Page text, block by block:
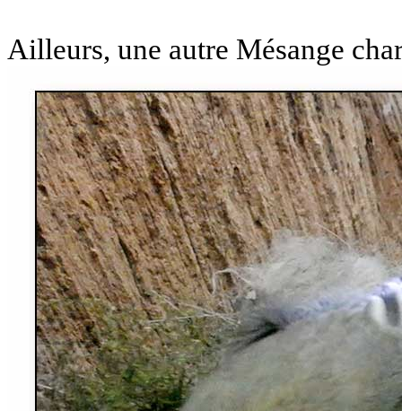
Ailleurs, une autre Mésange